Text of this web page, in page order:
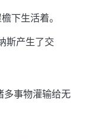
下生活着。
斯产生了交
多事物灌输给无